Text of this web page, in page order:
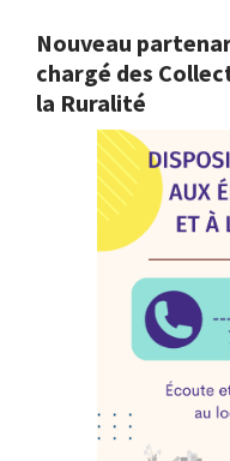
Nouveau
chargé des
la Ruralité